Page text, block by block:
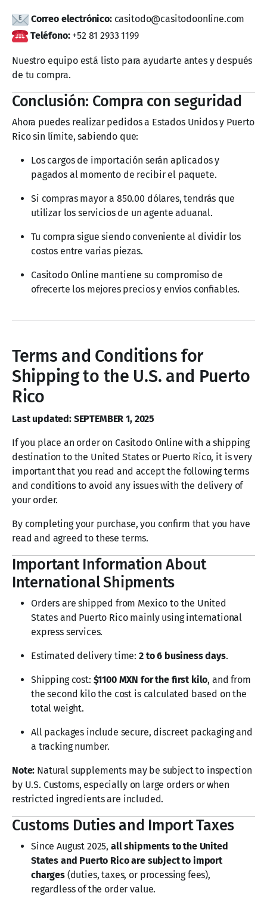
Correo electrónico: casitodo@casitodoonline.com
Teléfono:+52 81 2933 1199
Nuestro equipo está listo para ayudarte antes y después
de tu compra.
Conclusión: Compra con seguridad
Ahora puedes realizar pedidos a Estados Unidos y Puerto
Rico sin límite, sabiendo que:
Los cargos de importación serán aplicados y
pagados al momento de recibir el paquete.
Si compras mayor a 850.00 dólares, tendrás que
utilizar los servicios de un agente aduanal.
Tu compra sigue siendo conveniente al dividir los
costos entre varias piezas.
Casitodo Online mantiene su compromiso de
ofrecerte los mejores precios y envíos confiables.
Terms and Conditions for
Shipping to the U.S. and Puerto
Rico
Last updated: SEPTEMBER 1, 2025
If you place an order on Casitodo Online with a shipping
destination to the United States or Puerto Rico, it is very
important that you read and accept the following terms
and conditions to avoid any issues with the delivery of
your order.
By completing your purchase, you confirm that you have
read and agreed to these terms.
Important Information About
International Shipments
Orders are shipped from Mexico to the United
States and Puerto Rico mainly using international
express services.
Estimated delivery time: 2 to 6 business days.
Shipping cost: $1100 MXN for the first kilo, and from
the second kilo the cost is calculated based on the
total weight.
All packages include secure, discreet packaging and
a tracking number.
Note: Natural supplements may be subject to inspection
by U.S. Customs, especially on large orders or when
restricted ingredients are included.
Customs Duties and Import Taxes
Since August 2025, all shipments to the United
States and Puerto Rico are subject to import
charges(duties, taxes, or processing fees),
regardless of the order value.